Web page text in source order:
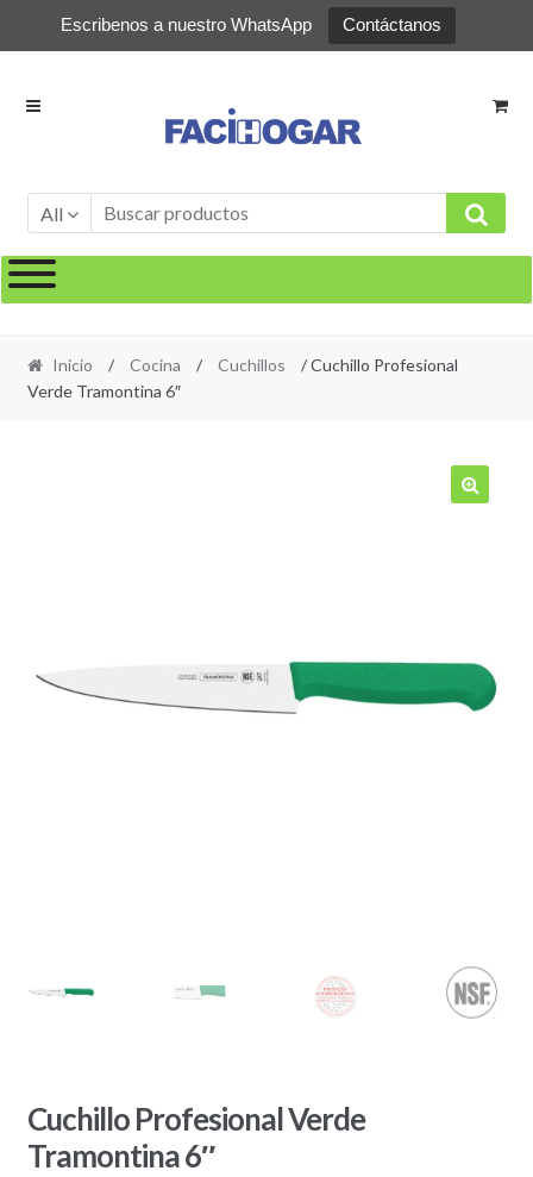
Escribenos a nuestro WhatsApp Contáctanos
Ir
Ir
All
Inicio / Cocina / Cuchillos
/ Cuchillo Profesional
Verde Tramontina 6″
Cuchillo Profesional Verde
Tramontina 6″